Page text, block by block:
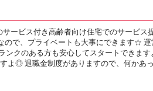
ービス付き高齢者向け住宅でのサービス
ので、プライベートも大事にできます☆ 運
ンクのある方も安心してスタートできます
よ◎ 退職金制度がありますので、何かあっ